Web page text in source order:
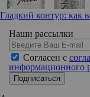
Гладкий контур: как
Наши рассылки
Согласен с
информационного
Подписаться